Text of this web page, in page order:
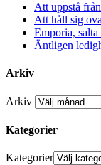
Att uppstå
Att håll sig
Emporia,
Äntligen
Arkiv
Arkiv
Kategorier
Kategorier